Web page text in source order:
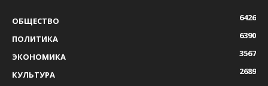
ОБЩЕСТВО
6426
ПОЛИТИКА
6390
ЭКОНОМИКА
3567
КУЛЬТУРА
2689